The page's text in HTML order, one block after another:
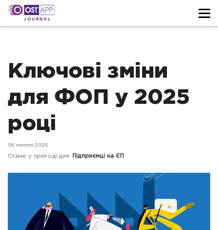
JOURNAL
Ключові зміни
для ФОП у 2025
році
06 лютого 2025
Стане у пригоді для: Підприємці на ЄП